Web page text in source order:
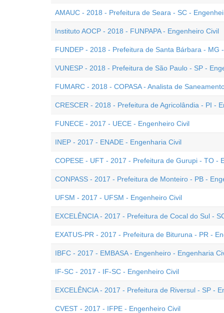
AMAUC - 2018 - Prefeitura de Seara - SC -
Instituto AOCP - 2018 - FUNPAPA - Engenheiro Civil
FUNDEP - 2018 - Prefeitura de Santa Bárbara - MG
VUNESP - 2018 - Prefeitura de São Paulo - SP -
FUMARC - 2018 - COPASA - Analista de
CRESCER - 2018 - Prefeitura de Agricolândia - PI -
FUNECE - 2017 - UECE - Engenheiro Civil
INEP - 2017 - ENADE - Engenharia Civil
COPESE - UFT - 2017 - Prefeitura de Gurupi - TO -
CONPASS - 2017 - Prefeitura de Monteiro - PB -
UFSM - 2017 - UFSM - Engenheiro Civil
EXCELÊNCIA - 2017 - Prefeitura de Cocal do Sul -
EXATUS-PR - 2017 - Prefeitura de Bituruna - PR -
IBFC - 2017 - EMBASA - Engenheiro - Engenharia
IF-SC - 2017 - IF-SC - Engenheiro Civil
EXCELÊNCIA - 2017 - Prefeitura de Riversul - SP -
CVEST - 2017 - IFPE - Engenheiro Civil